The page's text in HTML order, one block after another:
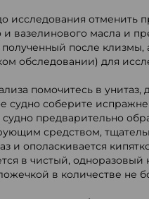
исследования отменить
и вазелинового масла и
полученный после
обследовании) для
помочитесь в
судно соберите
предварительно
средством,
и ополаскивается
в чистый,
в количестве не